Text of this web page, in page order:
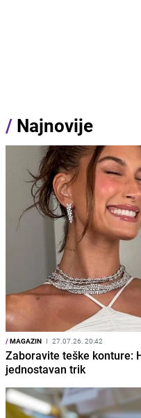
/ Najnovije
/MAGAZIN I 27.07.26. 20:42
Zaboravite teške konture:
jednostavan trik